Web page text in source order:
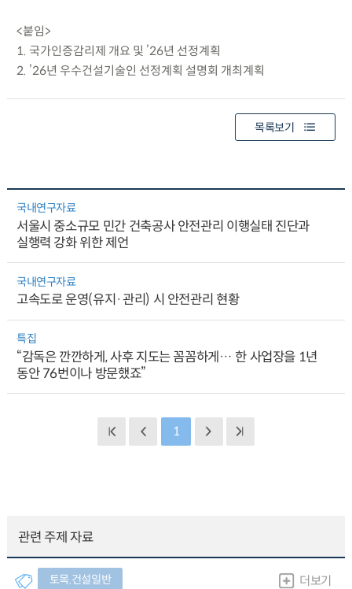
<붙임>
1. 국가인증감리제 개요 및 ’26년 선정계획
2. ’26년 우수건설기술인 선정계획 설명회 개최계획
목록보기
국내연구자료
서울시 중소규모 민간 건축공사 안전관리 이행실태 진단과
실행력 강화 위한 제언
국내연구자료
고속도로 운영(유지·관리) 시 안전관리 현황
특집
“감독은 깐깐하게, 사후 지도는 꼼꼼하게… 한 사업장을 1년
동안 76번이나 방문했죠”
1
관련 주제 자료
토목.건설일반 더보기